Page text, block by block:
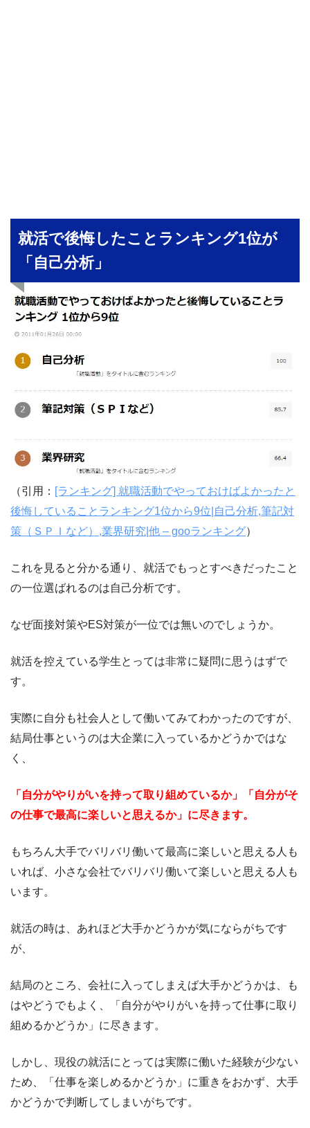
就活で後悔したことランキング1位が
「自己分析」
（引用： [ランキング] 就職活動でやっておけばよかったと
後悔していることランキング1位から9位|自己分析,筆記対
策（ＳＰＩなど）,業界研究|他 – gooランキング）
これを見ると分かる通り、就活でもっとすべきだったこと
の一位選ばれるのは自己分析です。
なぜ面接対策やES対策が一位では無いのでしょうか。
就活を控えている学生とっては非常に疑問に思うはずで
す。
実際に自分も社会人として働いてみてわかったのですが、
結局仕事というのは大企業に入っているかどうかではな
く、
「自分がやりがいを持って取り組めているか」「自分がそ
の仕事で最高に楽しいと思えるか」に尽きます。
もちろん大手でバリバリ働いて最高に楽しいと思える人も
いれば、小さな会社でバリバリ働いて楽しいと思える人も
います。
就活の時は、あれほど大手かどうかが気にならがちです
が、
結局のところ、会社に入ってしまえば大手かどうかは、も
はやどうでもよく、「自分がやりがいを持って仕事に取り
組めるかどうか」に尽きます。
しかし、現役の就活にとっては実際に働いた経験が少ない
ため、「仕事を楽しめるかどうか」に重きをおかず、大手
かどうかで判断してしまいがちです。